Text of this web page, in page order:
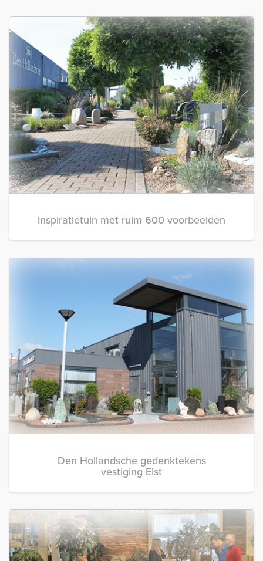
Inspiratietuin met ruim 600 voorbeelden
Den Hollandsche gedenktekens
vestiging Elst